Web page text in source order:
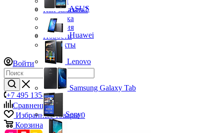
Как заказать?
Доставка
Гарантия
Новости
Контакты
Войти
+7 495 135-39-43
Сравнение0
Избранные товары 0
Корзина
ASUS
Huawei
Lenovo
Samsung Galaxy Tab
Sony